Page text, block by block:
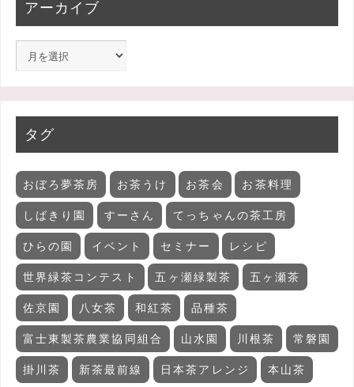
アーカイブ
タグ
おぼろ夢茶房 お茶うけ お茶会 お茶料理
しばきり園 すーさん てっちゃんの茶工房
ひらの園 イベント セミナー レシピ
世界緑茶コンテスト 五ヶ瀬緑製茶 五ヶ瀬茶
佐京園 八女茶 和紅茶 品種茶
富士東製茶農業協同組合 山水園 川根茶 常磐園
掛川茶 新茶最前線 日本茶アレンジ 本山茶